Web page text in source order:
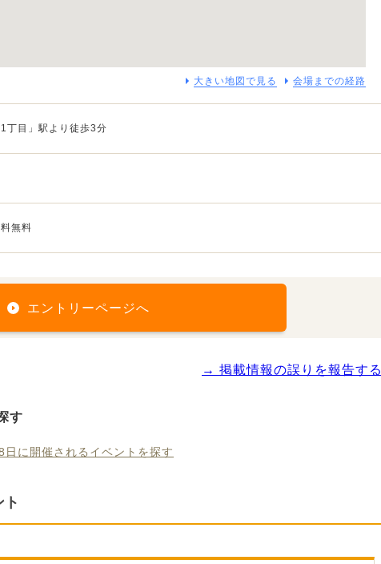
大きい地図で見る 会場までの経路
丁目」駅より徒歩3分
無料
エントリーページへ
→ 掲載情報の誤りを報告する
す
日に開催されるイベントを探す